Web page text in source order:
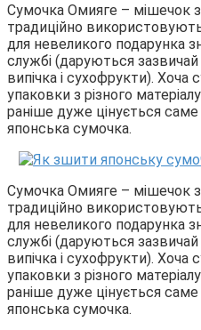
Сумочка Омияге – мішечок з
традиційно
для невеликого подарунка
службі (даруються зазвичай
випічка і сухофрукти). Хоча
упаковки з різного
раніше дуже цінується
японська сумочка.
Сумочка Омияге – мішечок з
традиційно
для невеликого подарунка
службі (даруються зазвичай
випічка і сухофрукти). Хоча
упаковки з різного
раніше дуже цінується
японська сумочка.